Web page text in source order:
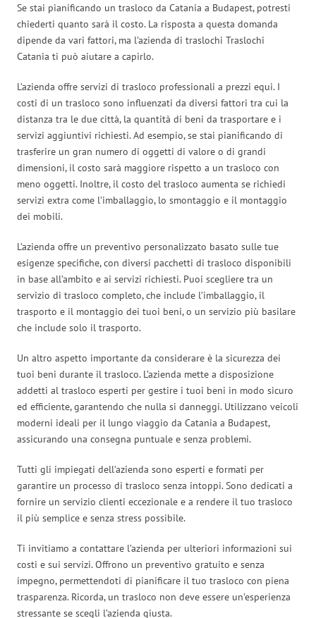
Se stai pianificando un trasloco da Catania a Budapest, potresti
chiederti quanto sarà il costo. La risposta a questa domanda
dipende da vari fattori, ma l’azienda di traslochi Traslochi
Catania ti può aiutare a capirlo.
L’azienda offre servizi di trasloco professionali a prezzi equi. I
costi di un trasloco sono influenzati da diversi fattori tra cui la
distanza tra le due città, la quantità di beni da trasportare e i
servizi aggiuntivi richiesti. Ad esempio, se stai pianificando di
trasferire un gran numero di oggetti di valore o di grandi
dimensioni, il costo sarà maggiore rispetto a un trasloco con
meno oggetti. Inoltre, il costo del trasloco aumenta se richiedi
servizi extra come l’imballaggio, lo smontaggio e il montaggio
dei mobili.
L’azienda offre un preventivo personalizzato basato sulle tue
esigenze specifiche, con diversi pacchetti di trasloco disponibili
in base all’ambito e ai servizi richiesti. Puoi scegliere tra un
servizio di trasloco completo, che include l’imballaggio, il
trasporto e il montaggio dei tuoi beni, o un servizio più basilare
che include solo il trasporto.
Un altro aspetto importante da considerare è la sicurezza dei
tuoi beni durante il trasloco. L’azienda mette a disposizione
addetti al trasloco esperti per gestire i tuoi beni in modo sicuro
ed efficiente, garantendo che nulla si danneggi. Utilizzano veicoli
moderni ideali per il lungo viaggio da Catania a Budapest,
assicurando una consegna puntuale e senza problemi.
Tutti gli impiegati dell’azienda sono esperti e formati per
garantire un processo di trasloco senza intoppi. Sono dedicati a
fornire un servizio clienti eccezionale e a rendere il tuo trasloco
il più semplice e senza stress possibile.
Ti invitiamo a contattare l’azienda per ulteriori informazioni sui
costi e sui servizi. Offrono un preventivo gratuito e senza
impegno, permettendoti di pianificare il tuo trasloco con piena
trasparenza. Ricorda, un trasloco non deve essere un’esperienza
stressante se scegli l’azienda giusta.